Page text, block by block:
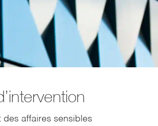
des affaires sensibles